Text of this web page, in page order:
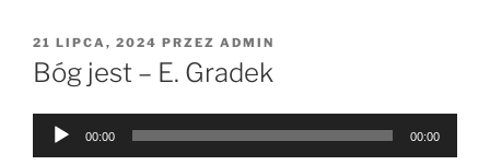
OPUBLIKOWANE
W
21 LIPCA, 2024 PRZEZ ADMIN
Bóg jest – E. Gradek
Odtwarzacz
00:00 00:00